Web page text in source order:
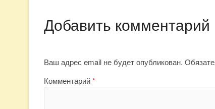
Добавить комментарий
Ваш адрес email не будет опубликован.
Комментарий*